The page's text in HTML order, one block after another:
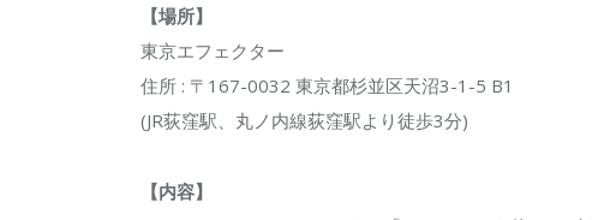
セ
ミ
【場所】
東京エフェクター
住所 : 〒167-0032 東京都杉並区天沼3-1-5 B1
(JR荻窪駅、丸ノ内線荻窪駅より徒歩3分)
【内容】